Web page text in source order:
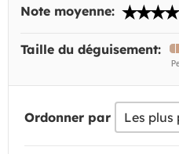
Note moyenne:
Taille du déguisement:
Ordonner par